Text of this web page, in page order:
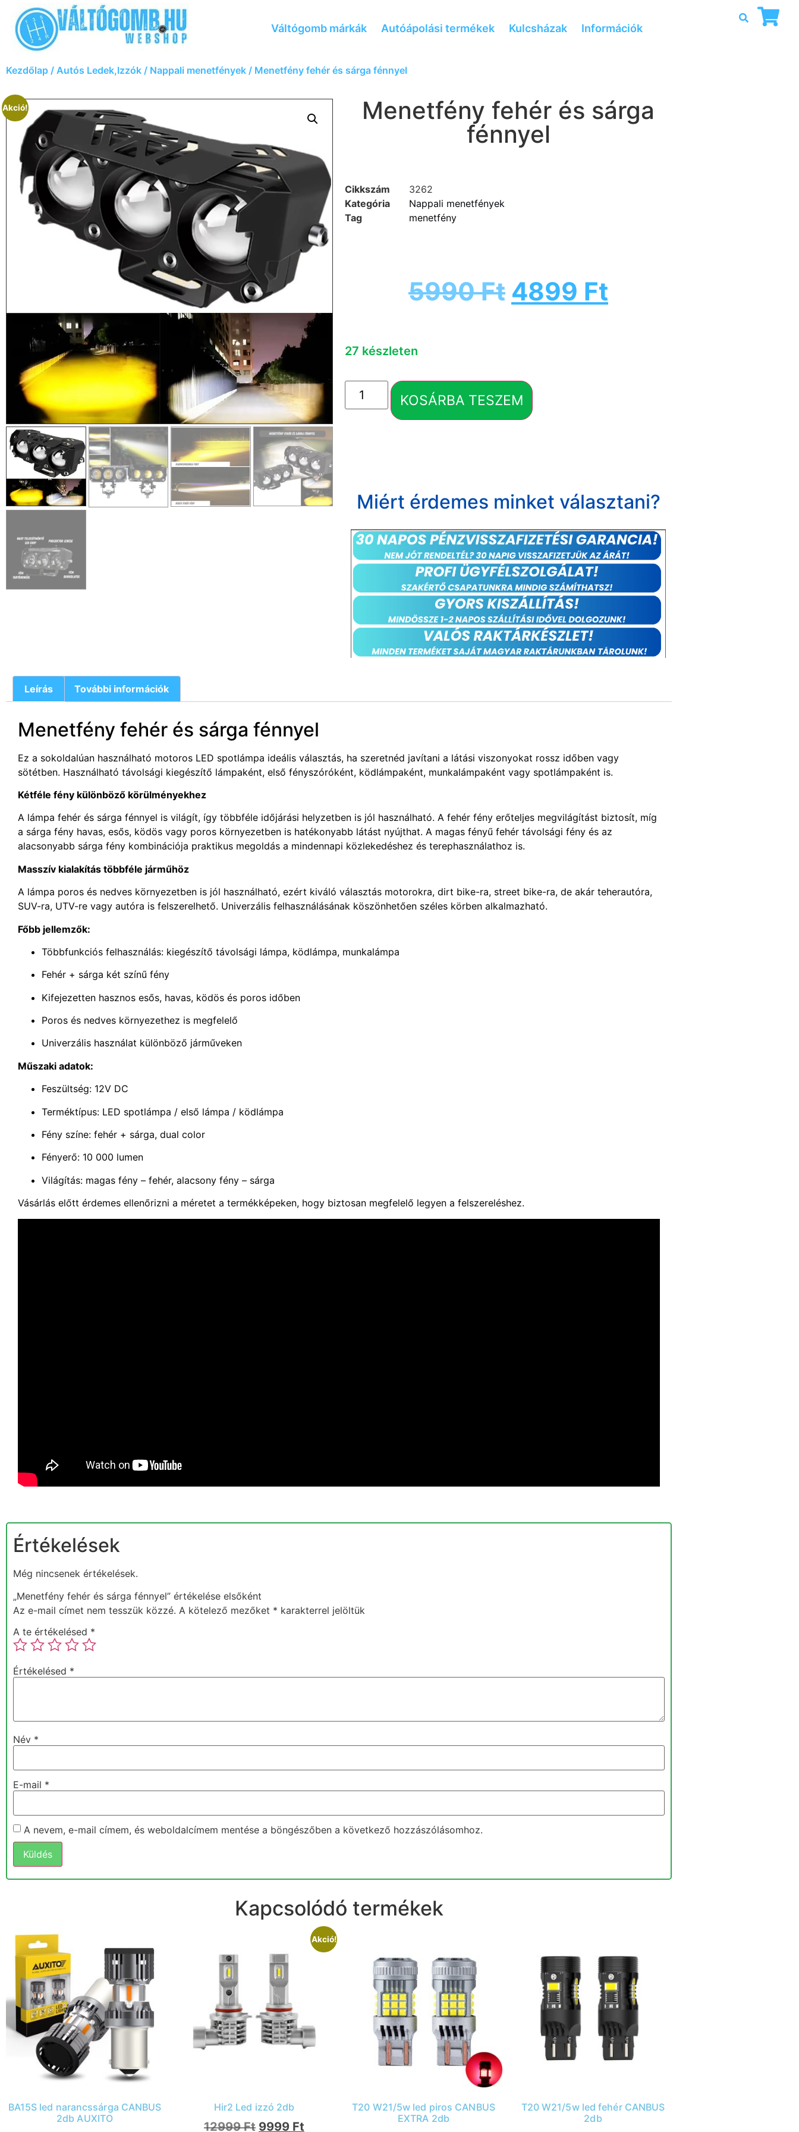
Váltógomb márkák Autóápolási termékek Kulcsházak Információk
Kezdőlap / Autós Ledek,Izzók / Nappali menetfények / Menetfény fehér és sárga fénnyel
Akció!
Menetfény fehér és sárga
fénnyel
Cikkszám
3262
Kategória
Nappali menetfények
Tag
menetfény
5990Ft 4899 Ft
27 készleten
KOSÁRBA TESZEM
Miért érdemes minket választani?
Leírás További információk
Menetfény fehér és sárga fénnyel
Ez a sokoldalúan használható motoros LED spotlámpa ideális választás, ha szeretnéd javítani a látási viszonyokat rossz időben vagy
sötétben. Használható távolsági kiegészítő lámpaként, első fényszóróként, ködlámpaként, munkalámpaként vagy spotlámpaként is.
Kétféle fény különböző körülményekhez
A lámpa fehér és sárga fénnyel is világít, így többféle időjárási helyzetben is jól használható. A fehér fény erőteljes megvilágítást biztosít, míg
a sárga fény havas, esős, ködös vagy poros környezetben is hatékonyabb látást nyújthat. A magas fényű fehér távolsági fény és az
alacsonyabb sárga fény kombinációja praktikus megoldás a mindennapi közlekedéshez és terephasználathoz is.
Masszív kialakítás többféle járműhöz
A lámpa poros és nedves környezetben is jól használható, ezért kiváló választás motorokra, dirt bike-ra, street bike-ra, de akár teherautóra,
SUV-ra, UTV-re vagy autóra is felszerelhető. Univerzális felhasználásának köszönhetően széles körben alkalmazható.
Főbb jellemzők:
Többfunkciós felhasználás: kiegészítő távolsági lámpa, ködlámpa, munkalámpa
Fehér + sárga két színű fény
Kifejezetten hasznos esős, havas, ködös és poros időben
Poros és nedves környezethez is megfelelő
Univerzális használat különböző járműveken
Műszaki adatok:
Feszültség: 12V DC
Terméktípus: LED spotlámpa / első lámpa / ködlámpa
Fény színe: fehér + sárga, dual color
Fényerő: 10 000 lumen
Világítás: magas fény – fehér, alacsony fény – sárga
Vásárlás előtt érdemes ellenőrizni a méretet a termékképeken, hogy biztosan megfelelő legyen a felszereléshez.
Értékelések
Még nincsenek értékelések.
„Menetfény fehér és sárga fénnyel” értékelése elsőként
Az e-mail címet nem tesszük közzé. A kötelező mezőket * karakterrel jelöltük
A te értékelésed *
Értékelésed *
Név *
E-mail *
A nevem, e-mail címem, és weboldalcímem mentése a böngészőben a következő hozzászólásomhoz.
Kapcsolódó termékek
BA15S led narancssárga CANBUS
2db AUXITO
Akció!
Hir2 Led izzó 2db
12999Ft 9999 Ft
T20 W21/5w led piros CANBUS
EXTRA 2db
T20 W21/5w led fehér CANBUS
2db